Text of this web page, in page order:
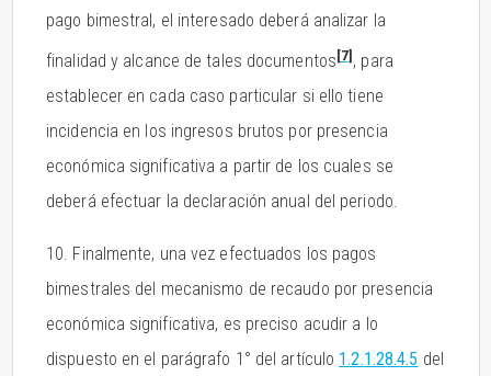
pago bimestral, el interesado deberá analizar la
finalidad y alcance de tales documentos [7] , para
establecer en cada caso particular si ello tiene
incidencia en los ingresos brutos por presencia
económica significativa a partir de los cuales se
deberá efectuar la declaración anual del periodo.
10. Finalmente, una vez efectuados los pagos
bimestrales del mecanismo de recaudo por presencia
económica significativa, es preciso acudir a lo
dispuesto en el parágrafo 1° del artículo 1.2.1.28.4.5 del